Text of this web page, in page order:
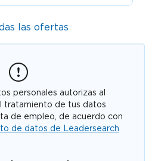
las ofertas
personales autorizas al
tratamiento de tus datos
de empleo, de acuerdo con
de datos de Leadersearch